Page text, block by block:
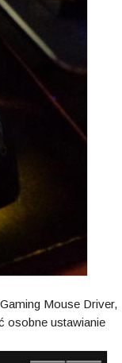
Mouse Driver,
osobne ustawianie